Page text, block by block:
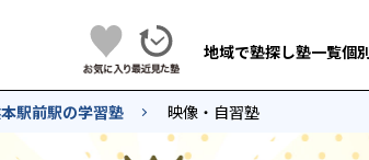
地域で塾探し塾一覧個
駅前駅の学習塾 映像・自習塾